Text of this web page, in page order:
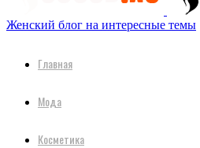
Женский блог на интересные темы
Главная
Мода
Косметика